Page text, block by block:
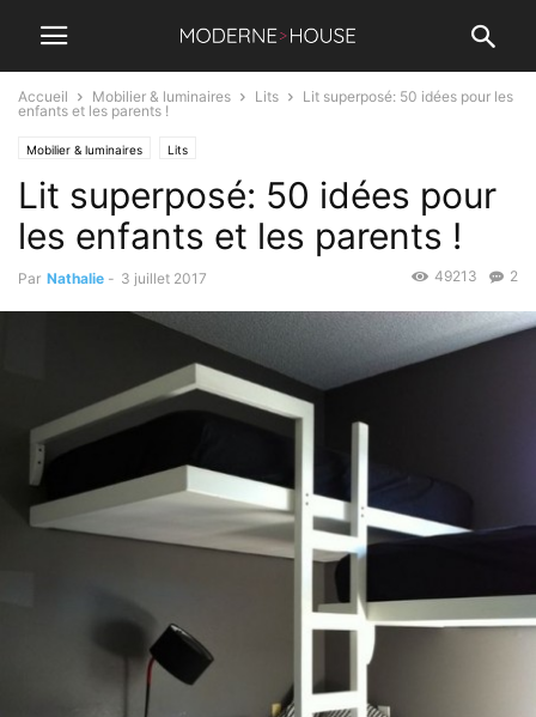
Accueil Mobilier & luminaires Lits
Lit superposé: 50 idées pour les
enfants et les parents !
Mobilier & luminaires Lits
Lit superposé: 50 idées pour
les enfants et les parents !
Par Nathalie - 3 juillet 2017 2
49213